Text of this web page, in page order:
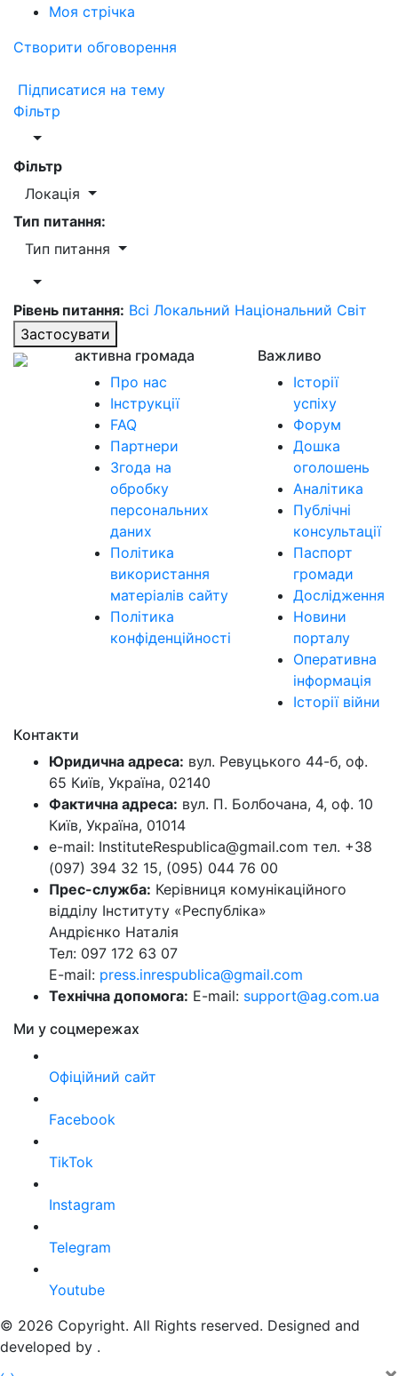
Моя стрічка
Створити обговорення
Підписатися на тему
Фільтр
Фільтр
Локація
Тип питання:
Тип питання
Рівень питання: Всі Локальний Національний Світ
Застосувати
активна громада
Про нас
Інструкції
FAQ
Партнери
Згода на
обробку
персональних
даних
Політика
використання
матеріалів сайту
Політика
конфіденційності
Важливо
Історії
успіху
Форум
Дошка
оголошень
Аналітика
Публічні
консультації
Паспорт
громади
Дослідження
Новини
порталу
Оперативна
інформація
Історії війни
Контакти
Юридична адреса: вул. Ревуцького 44-б, оф.
65 Київ, Україна, 02140
Фактична адреса: вул. П. Болбочана, 4, оф. 10
Київ, Україна, 01014
e-mail: InstituteRespublica@gmail.com тел. +38
(097) 394 32 15, (095) 044 76 00
Прес-служба: Керівниця комунікаційного
відділу Інституту «Республіка»
Андрієнко Наталія
Тел: 097 172 63 07
E-mail: press.inrespublica@gmail.com
Технічна допомога: E-mail: support@ag.com.ua
Ми у соцмережах
Офіційний сайт
Facebook
TikTok
Instagram
Telegram
Youtube
© 2026 Copyright. All Rights reserved. Designed and
developed by .